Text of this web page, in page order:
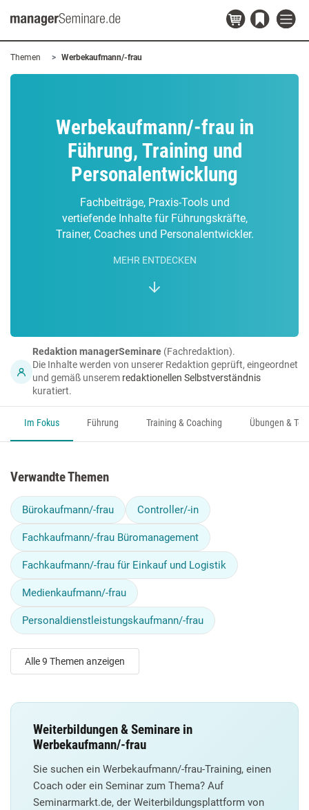
Themen Werbekaufmann/-frau
Werbekaufmann/-frau in
Führung, Training und
Personalentwicklung
Fachbeiträge, Praxis-Tools und
vertiefende Inhalte für Führungskräfte,
Trainer, Coaches und Personalentwickler.
MEHR ENTDECKEN
Redaktion managerSeminare (Fachredaktion).
Die Inhalte werden von unserer Redaktion geprüft, eingeordnet
und gemäß unserem redaktionellen Selbstverständnis
kuratiert.
Im Fokus Führung Training & Coaching Übungen &
Verwandte Themen
Bürokaufmann/-frau Controller/-in
Fachkaufmann/-frau Büromanagement
Fachkaufmann/-frau für Einkauf und Logistik
Medienkaufmann/-frau
Personaldienstleistungskaufmann/-frau
Alle 9 Themen anzeigen
Weiterbildungen & Seminare in
Werbekaufmann/-frau
Sie suchen ein Werbekaufmann/-frau-Training, einen
Coach oder ein Seminar zum Thema? Auf
Seminarmarkt.de, der Weiterbildungsplattform von